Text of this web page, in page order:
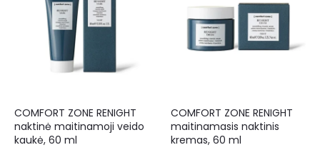
COMFORT ZONE RENIGHT
naktinė maitinamoji veido
kaukė, 60 ml
COMFORT ZONE RENIGHT
maitinamasis naktinis
kremas, 60 ml